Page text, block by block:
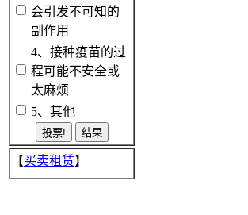
会引发不可知的
副作用
4、接种疫苗的过
程可能不安全或
太麻烦
5、其他
【买卖租赁】